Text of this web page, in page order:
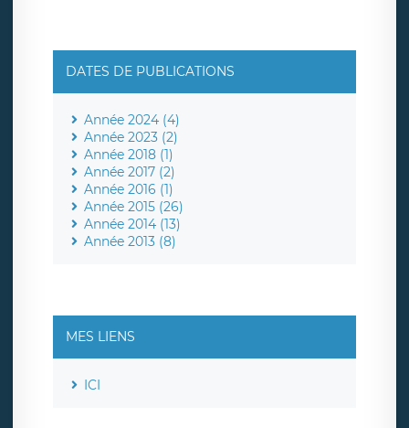
DATES DE PUBLICATIONS
Année 2024 (4)
Année 2023 (2)
Année 2018 (1)
Année 2017 (2)
Année 2016 (1)
Année 2015 (26)
Année 2014 (13)
Année 2013 (8)
MES LIENS
ICI